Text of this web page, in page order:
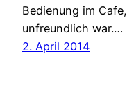
Bedienung im
unfreundlich war.…
2. April 2014